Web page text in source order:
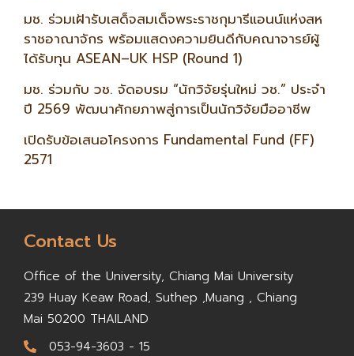
มช. ร่วมเฝ้ารับเสด็จสมเด็จพระราชกุมารีแอนน์แห่งสห
ราชอาณาจักร พร้อมแสดงความยินดีกับคณาจารย์ผู้
ได้รับทุน ASEAN–UK HSP (Round 1)
มช. ร่วมกับ วช. จัดอบรม “นักวิจัยรุ่นใหม่ วช.” ประจำ
ปี 2569 พัฒนาศักยภาพสู่การเป็นนักวิจัยมืออาชีพ
เปิดรับข้อเสนอโครงการ Fundamental Fund (FF)
2571
Contact Us
Office of the University, Chiang Mai University
239 Huay Keaw Road, Suthep ,Muang , Chiang
Mai 50200 THAILAND
053-94-3603 - 15